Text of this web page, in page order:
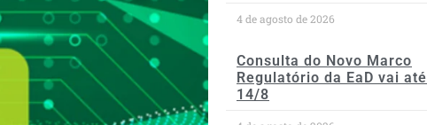
4 de agosto de 2026
Consulta do Novo Marco
Regulatório da EaD vai até
14/8